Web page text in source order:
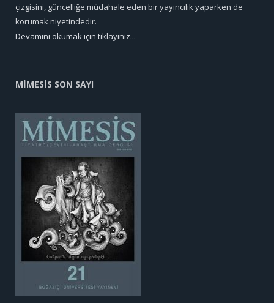
çizgisini, güncelliğe müdahale eden bir yayıncılık yaparken de
korumak niyetindedir.
Devamını okumak için tıklayınız...
MİMESİS SON SAYI